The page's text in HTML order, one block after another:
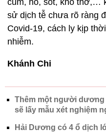
cúm, ho, sốt, khó thở,…
sử dịch tễ chưa rõ ràng
Covid-19, cách ly kịp
nhiễm.
Khánh Chi
Thêm một người dương
sẽ lấy mẫu xét nghiệm
Hải Dương có 4 ổ dịch